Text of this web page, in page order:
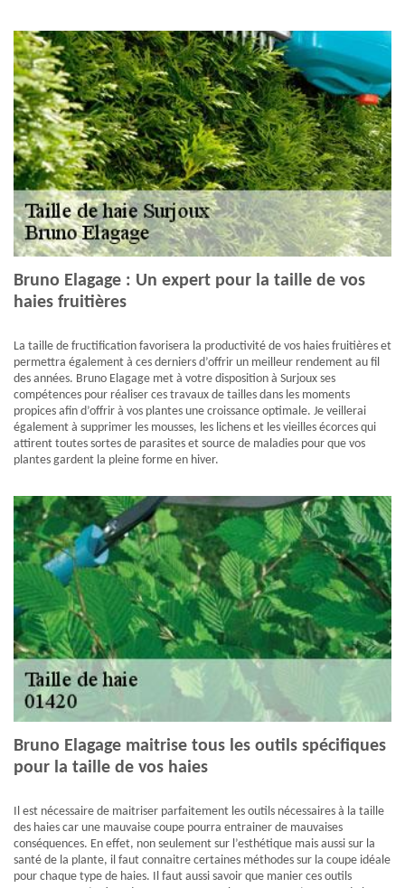
Bruno Elagage : Un expert pour la taille de vos
haies fruitières
La taille de fructification favorisera la productivité de vos haies fruitières et
permettra également à ces derniers d’offrir un meilleur rendement au fil
des années. Bruno Elagage met à votre disposition à Surjoux ses
compétences pour réaliser ces travaux de tailles dans les moments
propices afin d’offrir à vos plantes une croissance optimale. Je veillerai
également à supprimer les mousses, les lichens et les vieilles écorces qui
attirent toutes sortes de parasites et source de maladies pour que vos
plantes gardent la pleine forme en hiver.
Bruno Elagage maitrise tous les outils spécifiques
pour la taille de vos haies
Il est nécessaire de maitriser parfaitement les outils nécessaires à la taille
des haies car une mauvaise coupe pourra entrainer de mauvaises
conséquences. En effet, non seulement sur l’esthétique mais aussi sur la
santé de la plante, il faut connaitre certaines méthodes sur la coupe idéale
pour chaque type de haies. Il faut aussi savoir que manier ces outils